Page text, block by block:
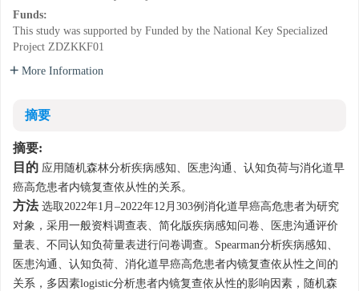
Funds:
This study was supported by Funded by the National Key Specialized
Project ZDZKKF01
More Information
摘要
摘要:
目的 应用随机森林分析疾病感知、医患沟通、认知负荷与消化道早
癌高危患者内镜复查依从性的关系。
方法 选取2022年1月–2022年12月303例消化道早癌高危患者为研究
对象，采用一般资料调查表、简化版疾病感知问卷、医患沟通评价
量表、不同认知负荷量表进行问卷调查。Spearman分析疾病感知、
医患沟通、认知负荷、消化道早癌高危患者内镜复查依从性之间的
关系，多因素logistic分析患者内镜复查依从性的影响因素，随机森